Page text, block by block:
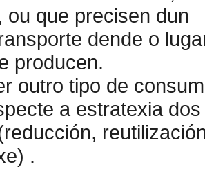
ou que precisen dun
dende o
producen.
outro tipo de
a estratexia dos
.